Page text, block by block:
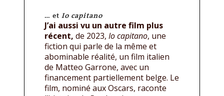
… et Io capitano
J’ai aussi vu un autre film plus
récent, de 2023, Io capitano, une
fiction qui parle de la même et
abominable réalité, un film italien
de Matteo Garrone, avec un
financement partiellement belge. Le
film, nominé aux Oscars, raconte